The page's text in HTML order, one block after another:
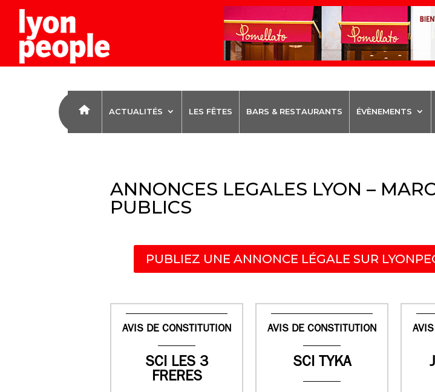
ACTUALITÉS LES FÊTES BARS & RESTAURANTS ÉVÈNEMENTS
ANNONCES LEGALES LYON –
PUBLICS
PUBLIEZ UNE ANNONCE LÉGALE SUR
AVIS DE CONSTITUTION
SCI LES 3
FRERES
AVIS DE CONSTITUTION
SCI TYKA